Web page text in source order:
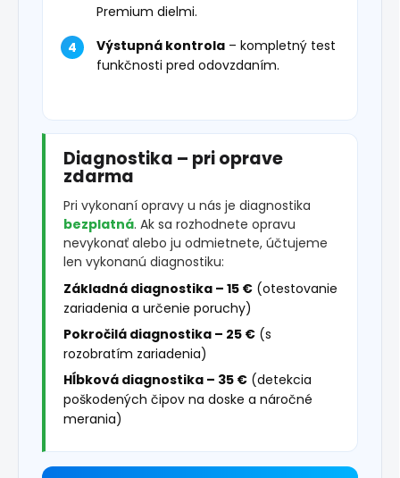
Premium dielmi.
Výstupná kontrola – kompletný test
funkčnosti pred odovzdaním.
Diagnostika – pri oprave
zdarma
Pri vykonaní opravy u nás je diagnostika
bezplatná. Ak sa rozhodnete opravu
nevykonať alebo ju odmietnete, účtujeme
len vykonanú diagnostiku:
Základná diagnostika – 15 € (otestovanie
zariadenia a určenie poruchy)
Pokročilá diagnostika – 25 € (s
rozobratím zariadenia)
Hĺbková diagnostika – 35 € (detekcia
poškodených čipov na doske a náročné
merania)